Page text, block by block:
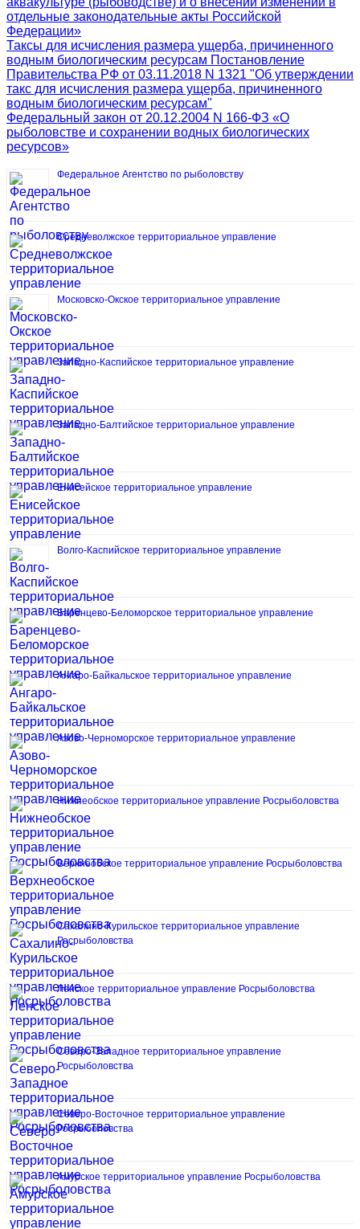
отдельные законодательные акты Российской
Федерации»
Таксы для исчисления размера ущерба, причиненного
водным биологическим ресурсам Постановление
Правительства РФ от 03.11.2018 N 1321 "Об утверждении
такс для исчисления размера ущерба, причиненного
водным биологическим ресурсам"
Федеральный закон от 20.12.2004 N 166-ФЗ «О
рыболовстве и сохранении водных биологических
ресурсов»
Федеральное Агентство по рыболовству
Средневолжское территориальное управление
Московско-Окское территориальное управление
Западно-Каспийское территориальное управление
Западно-Балтийское территориальное управление
Енисейское территориальное управление
Волго-Каспийское территориальное управление
Баренцево-Беломорское территориальное управление
Ангаро-Байкальское территориальное управление
Азово-Черноморское территориальное управление
Нижнеобское территориальное управление Росрыболовства
Верхнеобское территориальное управление Росрыболовства
Сахалино-Курильское территориальное управление
Росрыболовства
Ленское территориальное управление Росрыболовства
Северо-Западное территориальное управление
Росрыболовства
Северо-Восточное территориальное управление
Росрыболовства
Амурское территориальное управление Росрыболовства